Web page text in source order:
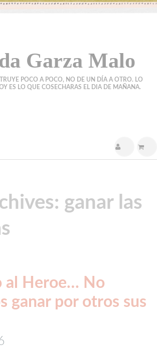
Garza Malo
POCO A POCO, NO DE UN DÍA A OTRO. LO
ES LO QUE COSECHARAS EL DIA DE MAÑANA.
ganar las
al Heroe… No
ganar por otros sus